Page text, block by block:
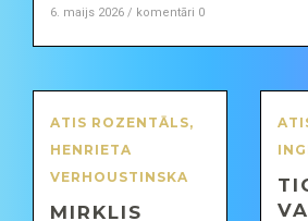
6. maijs 2026 / komentāri 0
ATIS ROZENTĀLS,
HENRIETA
VERHOUSTINSKA
MIRKLIS